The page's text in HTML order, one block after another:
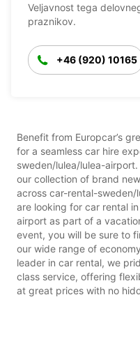
Veljavnost tega
praznikov.
+46 (920) 10165
Benefit from Europcar’s
for a seamless car hire
sweden/lulea/lulea-
our collection of brand
across car-rental-sweden/
are looking for car rental
airport as part of a
event, you will be sure to
our wide range of
leader in car rental, we
class service, offering
at great prices with no